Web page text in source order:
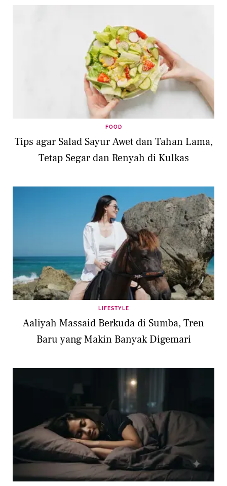
FOOD
Tips agar Salad Sayur Awet dan Tahan Lama,
Tetap Segar dan Renyah di Kulkas
LIFESTYLE
Aaliyah Massaid Berkuda di Sumba, Tren
Baru yang Makin Banyak Digemari